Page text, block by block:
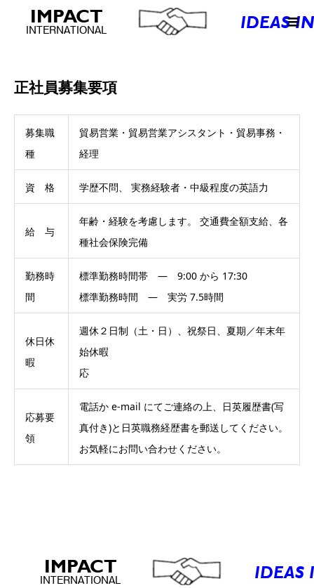
正社員募集要項
募集職
種
貿易営業・貿易営業アシスタント・貿易事務・
経理
資 格 学歴不問、 実務経験者・中級程度の英語力
給 与
年齢・経験を考慮します。 交通費全額支給、各
種社会保険完備
勤務時
間
標準勤務時間帯 ― 9:00 から 17:30
標準勤務時間 ― 実労 7.5時間
休日休
暇
週休２日制（土・日）、祝祭日、夏期／年末年
始休暇
応
応募要
領
電話か e-mail にてご連絡の上、日英履歴書(写
真付き)と日英職務経歴書を郵送してください。
お気軽にお問い合わせください。